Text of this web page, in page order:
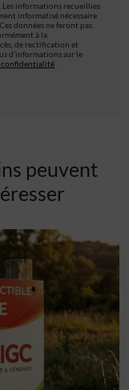
Les informations recueillies
informatisé nécessaire
données ne feront pas
à la
de rectification et
d’informations sur le
peuvent